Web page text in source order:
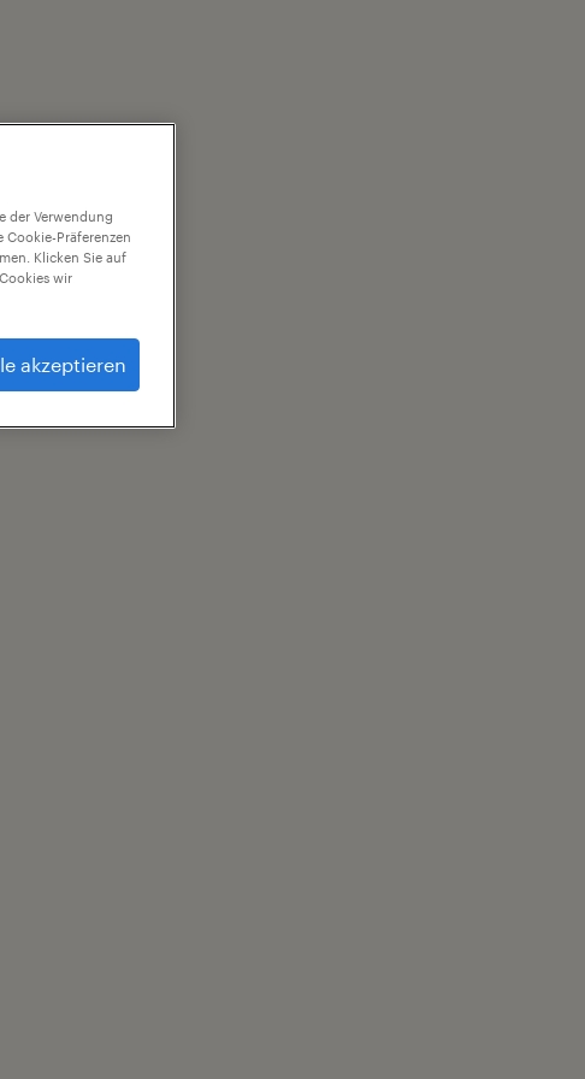
der Verwendung
Cookie-Präferenzen
Klicken Sie auf
wir
akzeptieren